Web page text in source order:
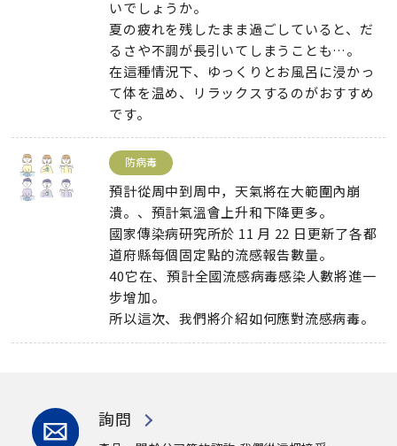
いでしょうか。
夏の疲れを残したまま過ごしていると、 だ
るさや不調が長引いてしまうことも…。
在這種情況下、
ゆっくりとお風呂に浸かっ
て体を温め、
リラックスするのがおすすめ
です。
防病毒
預計從周中到周中，天氣將在大範圍內崩
潰。、預計氣溫會上升和下降更多。
國家傳染病研究所於 11 月 22 日更新了各都
道府縣每個固定點的流感報告數量。
40它在、預計全國流感病毒感染人數將進一
步增加。
所以這次、我們將介紹如何應對流感病毒。
詢問